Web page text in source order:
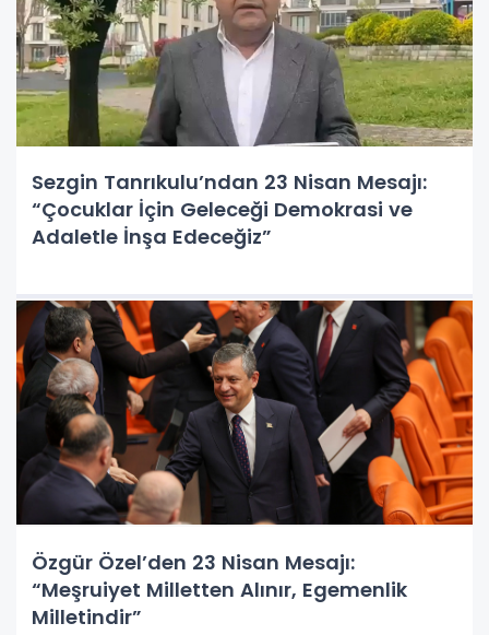
Sezgin Tanrıkulu’ndan 23 Nisan Mesajı:
“Çocuklar İçin Geleceği Demokrasi ve
Adaletle İnşa Edeceğiz”
Özgür Özel’den 23 Nisan Mesajı:
“Meşruiyet Milletten Alınır, Egemenlik
Milletindir”